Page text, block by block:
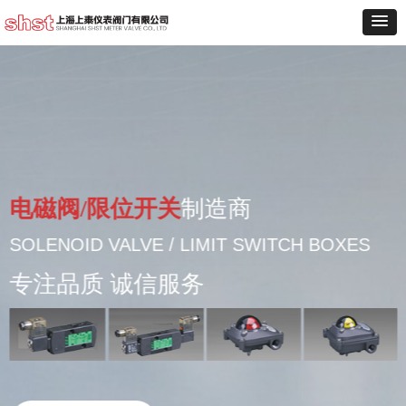
电磁阀/限位开关制造商
SOLENOID VALVE / LIMIT SWITCH BOXES
专注品质 诚信服务​